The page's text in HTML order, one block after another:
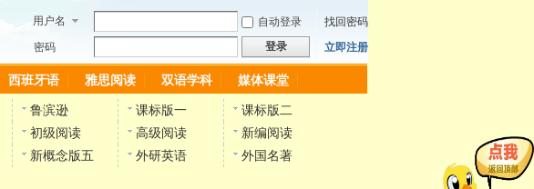
用户名 自动登录
找回密码
密码
登录 立即注册
西班牙语 雅思阅读 双语学科 媒体课堂
鲁滨逊 课标版一
课标版二
初级阅读 高级阅读
新编阅读
新概念版五 外研英语 外国名著